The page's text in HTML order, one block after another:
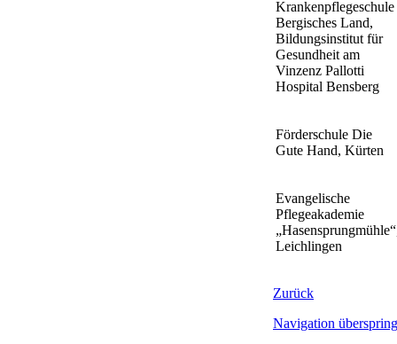
Krankenpflegeschule
Bergisches Land,
Bildungsinstitut für
Gesundheit am
Vinzenz Pallotti
Hospital Bensberg
Förderschule Die
Gute Hand, Kürten
Evangelische
Pflegeakademie
Leichlingen
Zurück
Navigation